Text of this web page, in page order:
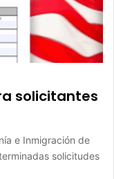
solicitantes
e Inmigración de
solicitudes